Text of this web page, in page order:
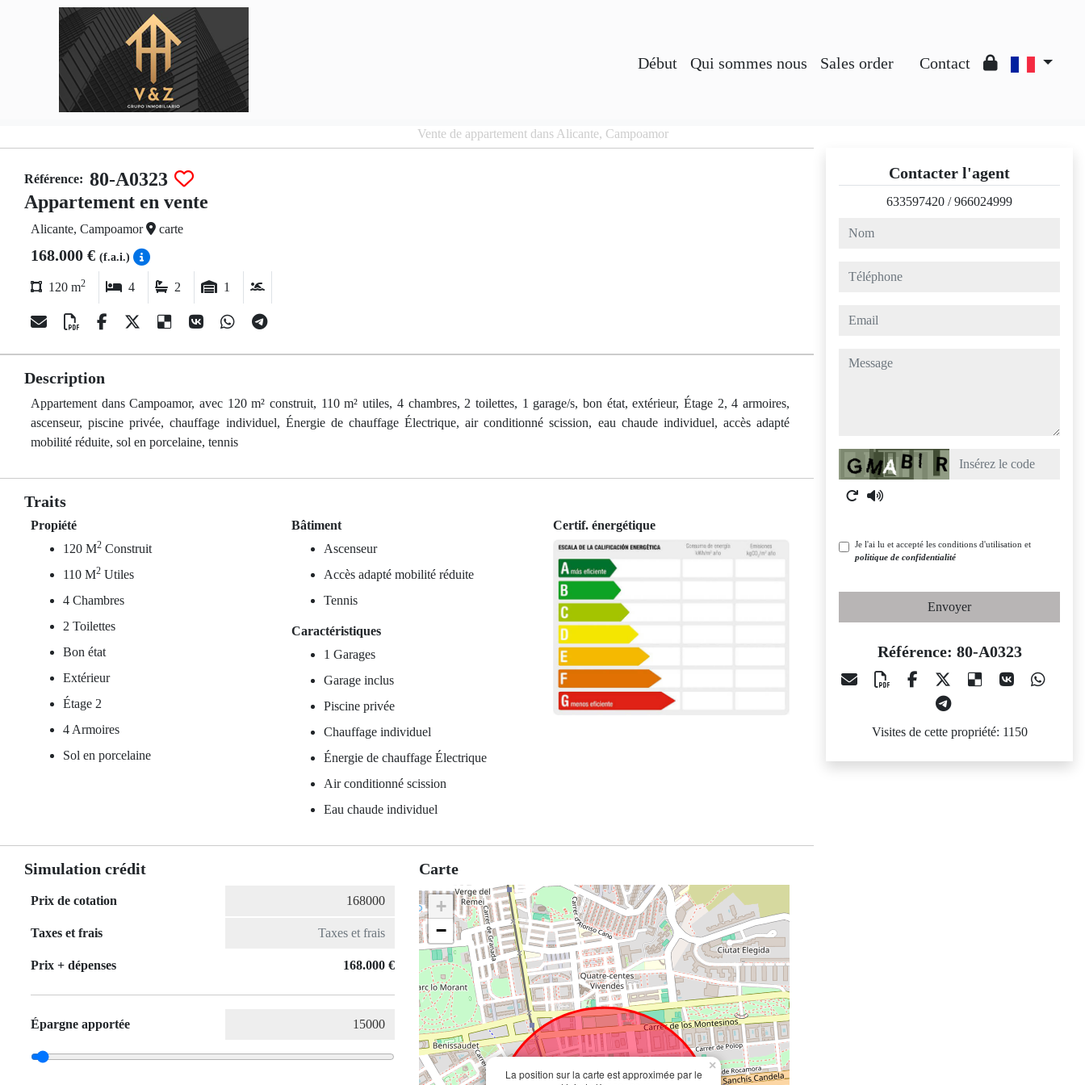
Début Qui sommes nous Sales order Contact
Vente de appartement dans Alicante, Campoamor
Référence: 80-A0323
Appartement en vente
Alicante, Campoamor carte
168.000 € (f.a.i.)
120 m2 4 2 1
Description
Appartement dans Campoamor, avec 120 m² construit, 110 m² utiles, 4 chambres, 2 toilettes, 1 garage/s, bon état, extérieur, Étage 2, 4 armoires,
ascenseur, piscine privée, chauffage individuel, Énergie de chauffage Électrique, air conditionné scission, eau chaude individuel, accès adapté
mobilité réduite, sol en porcelaine, tennis
Traits
Propiété
120 M2 Construit
110 M2 Utiles
4 Chambres
2 Toilettes
Bon état
Extérieur
Étage 2
4 Armoires
Sol en porcelaine
Bâtiment
Ascenseur
Accès adapté mobilité réduite
Tennis
Caractéristiques
1 Garages
Garage inclus
Piscine privée
Chauffage individuel
Énergie de chauffage Électrique
Air conditionné scission
Eau chaude individuel
Certif. énergétique
Simulation crédit
Prix de cotation
Taxes et frais
Prix ​​+ dépenses 168.000 €
Épargne apportée
Carte
La position sur la carte est approximée par le
×
+
−
Contacter l'agent
633597420 /966024999
nom
téléphone
email
message
Captcha
Je l'ai lu et accepté les conditions d'utilisation et
politique de confidentialité
Envoyer
Référence: 80-A0323
Visites de cette propriété: 1150